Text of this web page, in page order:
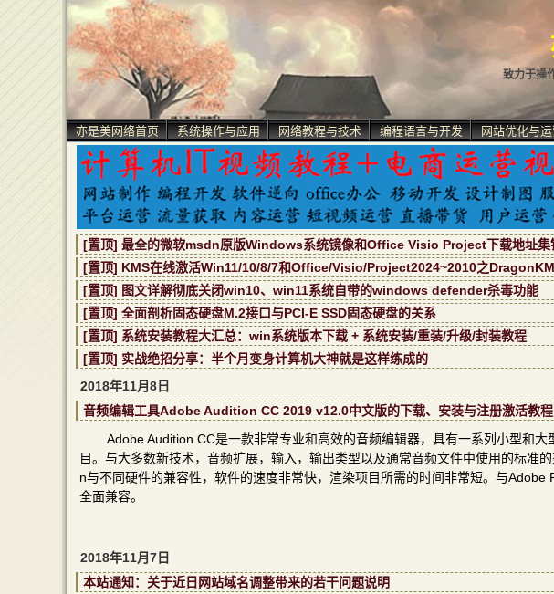
致力于操
亦是美网络首页 系统操作与应用 网络教程与技术 编程语言与开发 网站优化与
[置顶] 最全的微软msdn原版Windows系统镜像和Office Visio Project下载地址集
[置顶] KMS在线激活Win11/10/8/7和Office/Visio/Project2024~2010之
[置顶] 图文详解彻底关闭win10、win11系统自带的windows defender杀毒功能
[置顶] 全面剖析固态硬盘M.2接口与PCI-E SSD固态硬盘的关系
[置顶] 系统安装教程大汇总：win系统版本下载 + 系统安装/重装/升级/封装教程
[置顶] 实战绝招分享：半个月变身计算机大神就是这样练成的
2018年11月8日
音频编辑工具Adobe Audition CC 2019 v12.0中文版的下载、安装与注册激活教程
Adobe Audition CC是一款非常专业和高效的音频编辑器，具有一系列小型和
目。与大多数新技术，音频扩展，输入，输出类型以及通常音频文件中使用的标准
n与不同硬件的兼容性，软件的速度非常快，渲染项目所需的时间非常短。与
全面兼容。
2018年11月7日
本站通知：关于近日网站域名调整带来的若干问题说明